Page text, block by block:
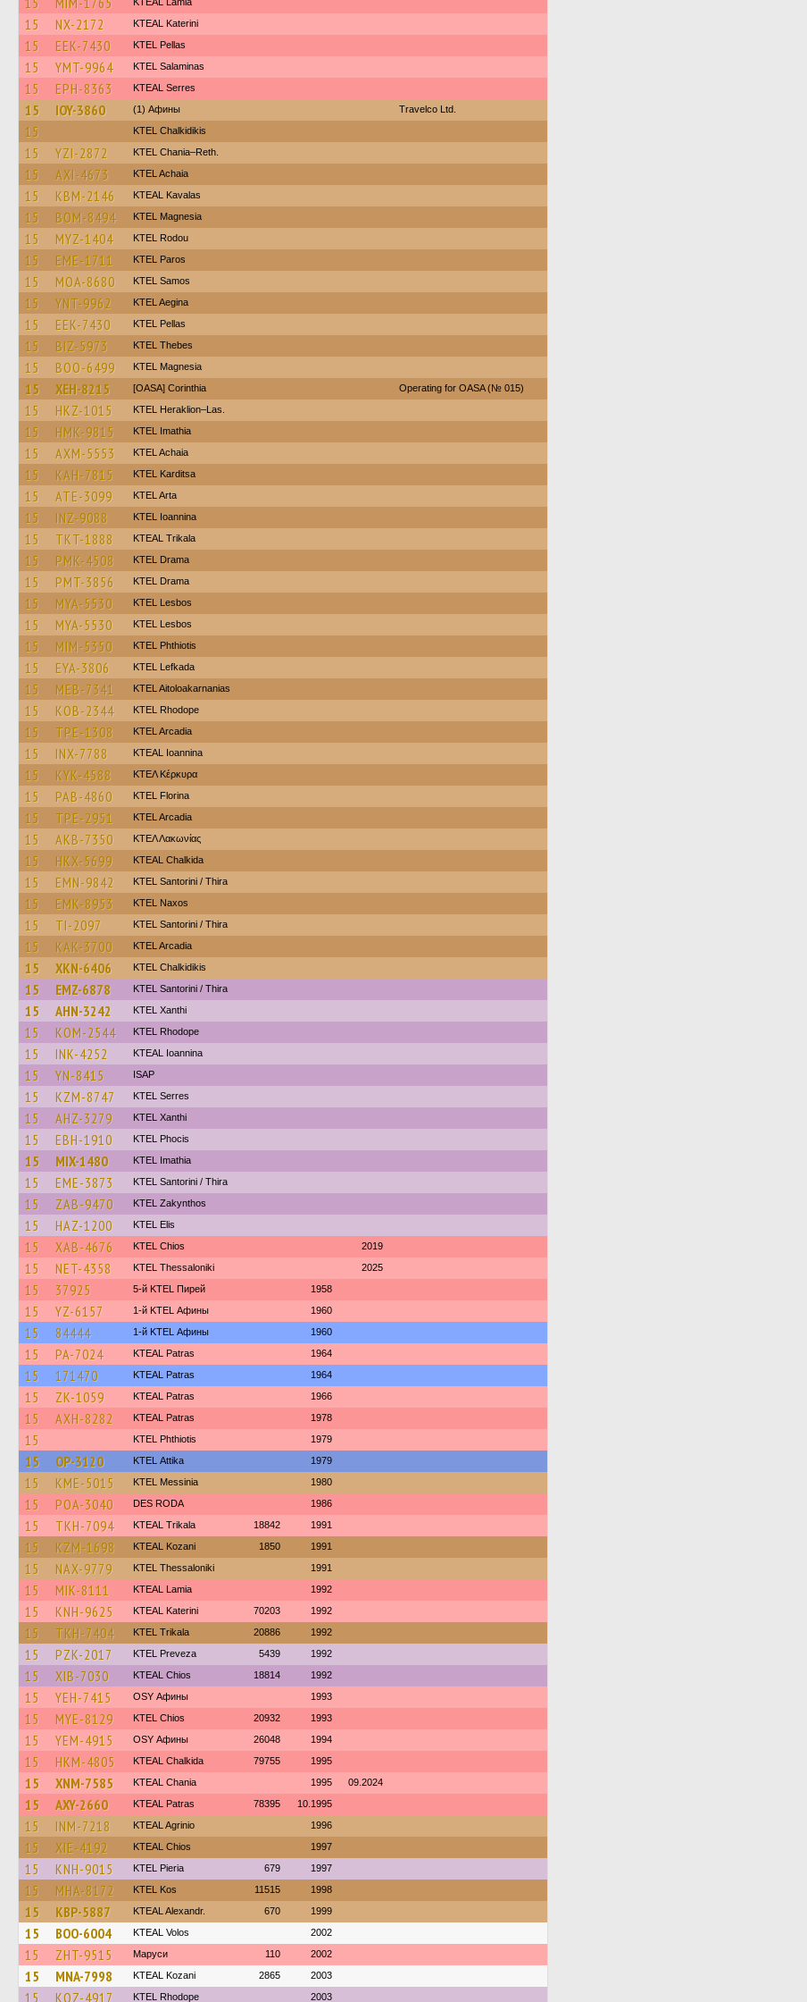
15 NX-2172 KTEAL Katerini
15 EEK-7430 KTEL Pellas
15 YMT-9964 KTEL Salaminas
15 EPH-8363 KTEAL Serres
15 IOY-3860 (1) Афины Travelco Ltd.
15 ΚΤΕL Chalkidikis
15 YZI-2872 KTEL Chania–Reth.
15 AXI-4673 KTEL Achaia
15 KBM-2146 KTEAL Kavalas
15 BOM-8494 ΚΤΕL Magnesia
15 MYZ-1404 ΚΤΕL Rodou
15 EME-1711 KTEL Paros
15 MOA-8680 KTEL Samos
15 YNT-9962 KTEL Aegina
15 EEK-7430 KTEL Pellas
15 BIZ-5973 KTEL Thebes
15 BOO-6499 ΚΤΕL Magnesia
15 XEH-8215 [OASA] Corinthia Operating for OASA (№ 015)
15 HKZ-1015 KTEL Heraklion–Las.
15 HMK-9815 KTEL Imathia
15 AXM-5553 KTEL Achaia
15 KAH-7815 ΚΤΕL Karditsa
15 ATE-3099 KTEL Arta
15 INZ-9088 KTEL Ioannina
15 TKT-1888 KTEAL Trikala
15 PMK-4508 KTEL Drama
15 PMT-3856 KTEL Drama
15 MYA-5530 KTEL Lesbos
15 MYA-5530 KTEL Lesbos
15 MIM-5350 ΚΤΕL Phthiotis
15 EYA-3806 KTEL Lefkada
15 MEB-7341 KTEL Aitoloakarnanias
15 KOB-2344 KTEL Rhodope
15 TPE-1308 KTEL Arcadia
15 INX-7788 KTEAL Ioannina
15 KYK-4588 ΚΤΕΛ Κέρκυρα
15 PAB-4860 KTEL Florina
15 TPE-2951 KTEL Arcadia
15 AKB-7350 ΚΤΕΛ Λακωνίας
15 HKX-5699 KTEAL Chalkida
15 EMN-9842 KTEL Santorini / Thira
15 EMK-8953 KTEL Naxos
15 TI-2097 KTEL Santorini / Thira
15 KAK-3700 KTEL Arcadia
15 XKN-6406 ΚΤΕL Chalkidikis
15 EMZ-6878 KTEL Santorini / Thira
15 AHN-3242 KTEL Xanthi
15 KOM-2544 KTEL Rhodope
15 INK-4252 KTEAL Ioannina
15 YN-8415 ISAP
15 KZM-8747 KTEL Serres
15 AHZ-3279 KTEL Xanthi
15 EBH-1910 ΚΤΕL Phocis
15 MIX-1480 KTEL Imathia
15 EME-3873 KTEL Santorini / Thira
15 ZAB-9470 KTEL Zakynthos
15 HAZ-1200 KTEL Elis
15 XAB-4676 KTEL Chios 2019
15 NET-4358 KTEL Thessaloniki 2025
15 37925 5-й KTEL Пирей 1958
15 YZ-6157 1-й KTEL Афины 1960
15 84444 1-й KTEL Афины 1960
15 PA-7024 KTEAL Patras 1964
15 171470 KTEAL Patras 1964
15 ZK-1059 KTEAL Patras 1966
15 AXH-8282 KTEAL Patras 1978
15 ΚΤΕL Phthiotis 1979
15 OP-3120 KΤΕL Αttika 1979
15 KME-5015 KTEL Messinia 1980
15 POA-3040 DES RODA 1986
15 TKH-7094 KTEAL Trikala 18842 1991
15 KZM-1698 KTEAL Kozani 1850 1991
15 NAX-9779 KTEL Thessaloniki 1991
15 MIK-8111 KTEAL Lamia 1992
15 KNH-9625 KTEAL Katerini 70203 1992
15 TKH-7404 ΚΤΕL Τrikala 20886 1992
15 PZK-2017 KTEL Preveza 5439 1992
15 XIB-7030 KTEAL Chios 18814 1992
15 YEH-7415 OSY Афины 1993
15 MYE-8129 KTEL Chios 20932 1993
15 YEM-4915 OSY Афины 26048 1994
15 HKM-4805 KTEAL Chalkida 79755 1995
15 XNM-7585 KTEAL Chania 1995 09.2024
15 AXY-2660 KTEAL Patras 78395 10.1995
15 INM-7218 KTEAL Agrinio 1996
15 XIE-4192 KTEAL Chios 1997
15 KNH-9015 KTEL Pieria 679 1997
15 MHA-8172 KTEL Kos 11515 1998
15 KBP-5887 KTEAL Alexandr. 670 1999
15 BOO-6004 KTEAL Volos 2002
15 ZHT-9515 Маруси 110 2002
15 MNA-7998 KTEAL Kozani 2865 2003
15 KOZ-4917 KTEL Rhodope 2003